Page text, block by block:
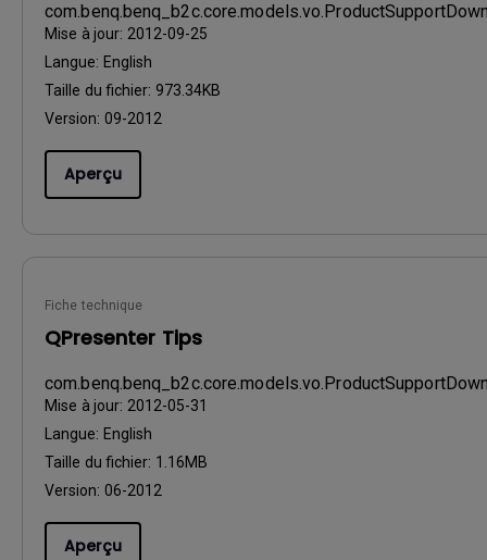
Mise à jour: 2012-09-25
Langue: English
Taille du fichier: 973.34KB
Version: 09-2012
Aperçu
Fiche technique
QPresenter Tips
Mise à jour: 2012-05-31
Langue: English
Taille du fichier: 1.16MB
Version: 06-2012
Aperçu